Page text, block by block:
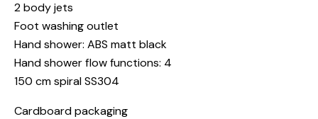
2 body jets
Foot washing outlet
Hand shower: ABS matt black
Hand shower flow functions: 4
150 cm spiral SS304
Cardboard packaging